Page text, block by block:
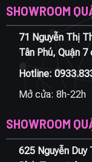
SHOWROOM
71 Nguyễn Thị
Tân Phú, Quận 7
Hotline:
Mở cửa: 8h-22h
SHOWROOM
625 Nguyễn Duy